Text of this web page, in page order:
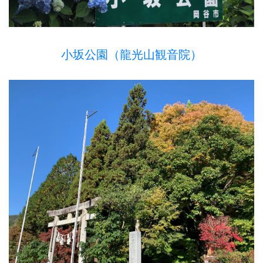
小坂公園（龍光山観音院）